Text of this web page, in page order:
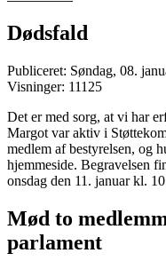
Dødsfald
Publiceret: Søndag, 08.
Visninger: 11125
Det er med sorg, at vi har
Margot var aktiv i
medlem af bestyrelsen, og
hjemmeside. Begravelsen
onsdag den 11. januar kl.
Mød to
parlament